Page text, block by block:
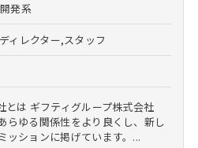
発系
ィレクター,スタッフ
は ギフティグループ株式会社
らゆる関係性をより良くし、新し
ッションに掲げています。...